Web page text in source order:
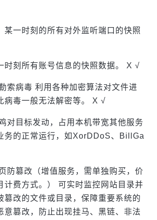
某一时刻的所有对外监听端口的快照
时刻所有账号信息的快照数据。 X √
索病毒 利用各种加密算法对文件进
病毒一般无法解密等。 X √
对目标发动，占用本机带宽其他服务
务的正常运行，如XorDDoS、BillGa
防篡改（增值服务，需单独购买，价
计费方式。） 可实时监控网站目录并
篡改的文件或目录，保障重要系统的
意篡改，防止出现挂马、黑链、非法